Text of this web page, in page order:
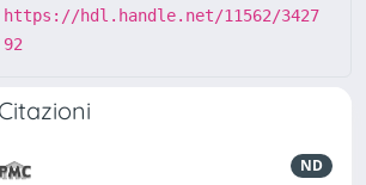
https://hdl.handle.net/11562/3427
92
Citazioni
ND